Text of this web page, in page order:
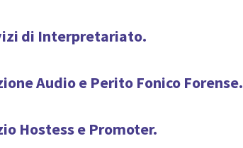
di Interpretariato.
Audio e Perito Fonico Forense.
Hostess e Promoter.